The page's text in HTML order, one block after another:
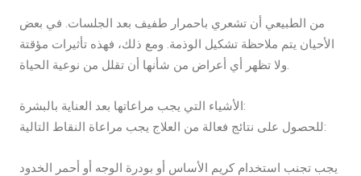
من الطبيعي أن تشعري باحمرار طفيف بعد الجلسات. في بعض
الأحيان يتم ملاحظة تشكيل الوذمة. ومع ذلك، فهذه تأثيرات مؤقتة
ولا تظهر أي أعراض من شأنها أن تقلل من نوعية الحياة.
الأشياء التي يجب مراعاتها بعد العناية بالبشرة:
للحصول على نتائج فعالة من العلاج يجب مراعاة النقاط التالية:
يجب تجنب استخدام كريم الأساس أو بودرة الوجه أو أحمر الخدود